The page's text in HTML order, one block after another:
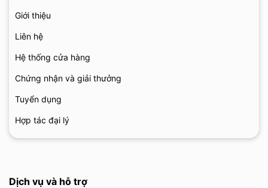
Giới thiệu
Liên hệ
Hệ thống cửa hàng
Chứng nhận và giải thưởng
Tuyển dụng
Hợp tác đại lý
Dịch vụ và hỗ trợ